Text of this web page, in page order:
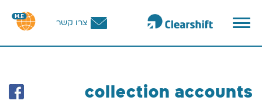
פתח
תפריט
צרו קשר
collection accounts